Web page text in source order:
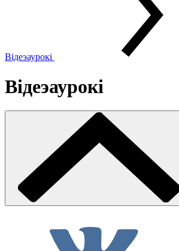
Відеэаурокі
Відеэаурокі